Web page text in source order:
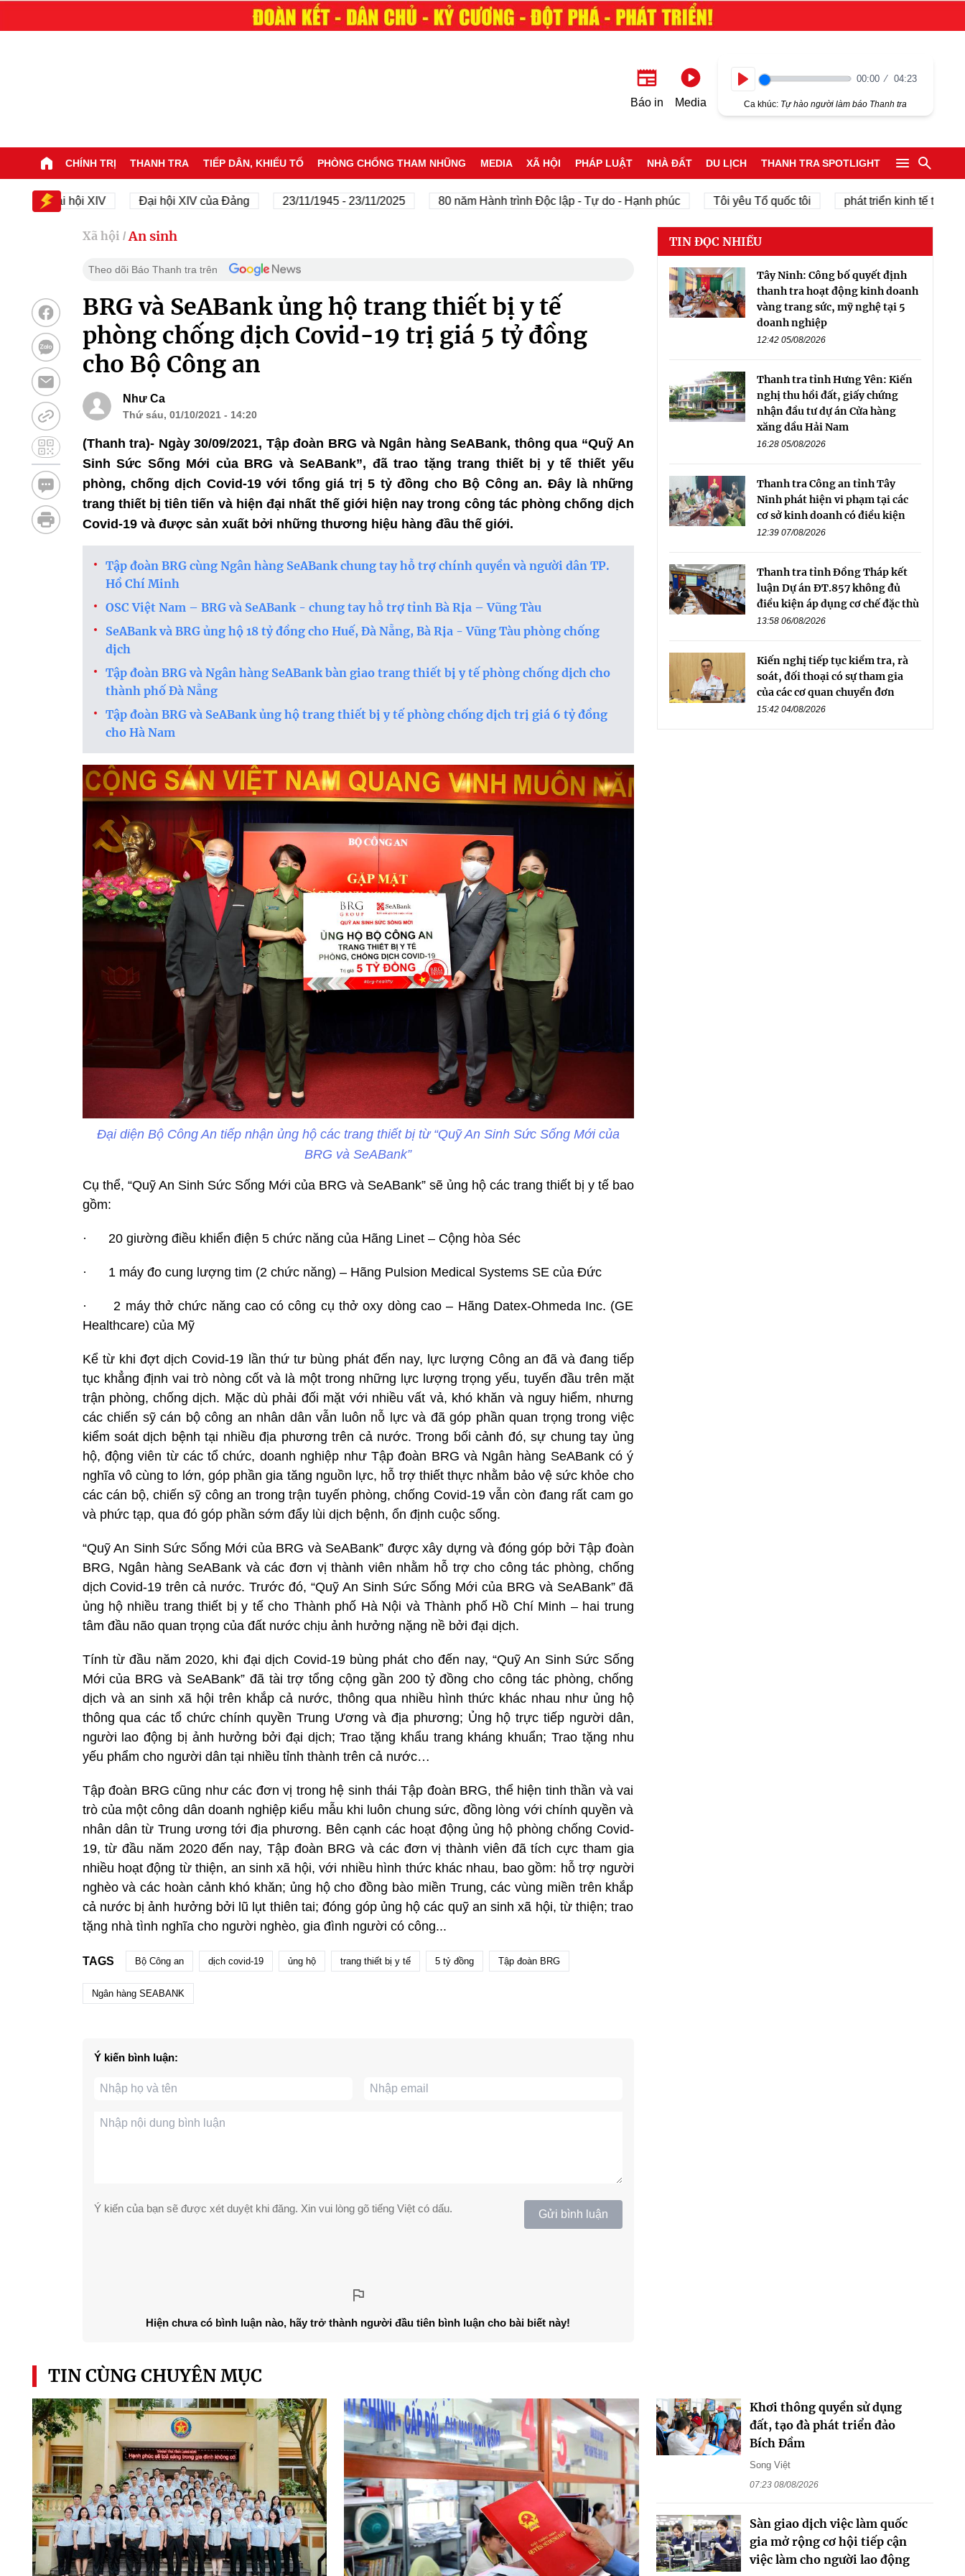
Báo in Media
00:00 04:23
Ca khúc: Tự hào người làm báo Thanh tra
CHÍNH TRỊ THANH TRA TIẾP DÂN, KHIẾU TỐ PHÒNG CHỐNG THAM NHŨNG MEDIA XÃ HỘI PHÁP LUẬT NHÀ ĐẤT DU LỊCH THANH TRA SPOTLIGHT
Đại hội XIV Đại hội XIV của Đảng 23/11/1945 - 23/11/2025 80 năm Hành trình Độc lập - Tự do - Hạnh phúc Tôi yêu Tổ quốc tôi phát triển kinh tế tư nhân
Xã hội / An sinh
Theo dõi Báo Thanh tra trên
BRG và SeABank ủng hộ trang thiết bị y tế
phòng chống dịch Covid-19 trị giá 5 tỷ đồng
cho Bộ Công an
Như Ca
Thứ sáu, 01/10/2021 - 14:20
(Thanh tra)- Ngày 30/09/2021, Tập đoàn BRG và Ngân hàng SeABank, thông qua “Quỹ An
Sinh Sức Sống Mới của BRG và SeABank”, đã trao tặng trang thiết bị y tế thiết yếu
phòng, chống dịch Covid-19 với tổng giá trị 5 tỷ đồng cho Bộ Công an. Đây là những
trang thiết bị tiên tiến và hiện đại nhất thế giới hiện nay trong công tác phòng chống dịch
Covid-19 và được sản xuất bởi những thương hiệu hàng đầu thế giới.
Tập đoàn BRG cùng Ngân hàng SeABank chung tay hỗ trợ chính quyền và người dân TP.
Hồ Chí Minh
OSC Việt Nam – BRG và SeABank - chung tay hỗ trợ tỉnh Bà Rịa – Vũng Tàu
SeABank và BRG ủng hộ 18 tỷ đồng cho Huế, Đà Nẵng, Bà Rịa - Vũng Tàu phòng chống
dịch
Tập đoàn BRG và Ngân hàng SeABank bàn giao trang thiết bị y tế phòng chống dịch cho
thành phố Đà Nẵng
Tập đoàn BRG và SeABank ủng hộ trang thiết bị y tế phòng chống dịch trị giá 6 tỷ đồng
cho Hà Nam
Đại diện Bộ Công An tiếp nhận ủng hộ các trang thiết bị từ “Quỹ An Sinh Sức Sống Mới của
BRG và SeABank”
Cụ thể, “Quỹ An Sinh Sức Sống Mới của BRG và SeABank” sẽ ủng hộ các trang thiết bị y tế bao
gồm:
· 20 giường điều khiển điện 5 chức năng của Hãng Linet – Cộng hòa Séc
· 1 máy đo cung lượng tim (2 chức năng) – Hãng Pulsion Medical Systems SE của Đức
· 2 máy thở chức năng cao có công cụ thở oxy dòng cao – Hãng Datex-Ohmeda Inc. (GE
Healthcare) của Mỹ
Kể từ khi đợt dịch Covid-19 lần thứ tư bùng phát đến nay, lực lượng Công an đã và đang tiếp
tục khẳng định vai trò nòng cốt và là một trong những lực lượng trọng yếu, tuyến đầu trên mặt
trận phòng, chống dịch. Mặc dù phải đối mặt với nhiều vất vả, khó khăn và nguy hiểm, nhưng
các chiến sỹ cán bộ công an nhân dân vẫn luôn nỗ lực và đã góp phần quan trọng trong việc
kiểm soát dịch bệnh tại nhiều địa phương trên cả nước. Trong bối cảnh đó, sự chung tay ủng
hộ, động viên từ các tổ chức, doanh nghiệp như Tập đoàn BRG và Ngân hàng SeABank có ý
nghĩa vô cùng to lớn, góp phần gia tăng nguồn lực, hỗ trợ thiết thực nhằm bảo vệ sức khỏe cho
các cán bộ, chiến sỹ công an trong trận tuyến phòng, chống Covid-19 vẫn còn đang rất cam go
và phức tạp, qua đó góp phần sớm đẩy lùi dịch bệnh, ổn định cuộc sống.
“Quỹ An Sinh Sức Sống Mới của BRG và SeABank” được xây dựng và đóng góp bởi Tập đoàn
BRG, Ngân hàng SeABank và các đơn vị thành viên nhằm hỗ trợ cho công tác phòng, chống
dịch Covid-19 trên cả nước. Trước đó, “Quỹ An Sinh Sức Sống Mới của BRG và SeABank” đã
ủng hộ nhiều trang thiết bị y tế cho Thành phố Hà Nội và Thành phố Hồ Chí Minh – hai trung
tâm đầu não quan trọng của đất nước chịu ảnh hưởng nặng nề bởi đại dịch.
Tính từ đầu năm 2020, khi đại dịch Covid-19 bùng phát cho đến nay, “Quỹ An Sinh Sức Sống
Mới của BRG và SeABank” đã tài trợ tổng cộng gần 200 tỷ đồng cho công tác phòng, chống
dịch và an sinh xã hội trên khắp cả nước, thông qua nhiều hình thức khác nhau như ủng hộ
thông qua các tổ chức chính quyền Trung Ương và địa phương; Ủng hộ trực tiếp người dân,
người lao động bị ảnh hưởng bởi đại dịch; Trao tặng khẩu trang kháng khuẩn; Trao tặng nhu
yếu phẩm cho người dân tại nhiều tỉnh thành trên cả nước…
Tập đoàn BRG cũng như các đơn vị trong hệ sinh thái Tập đoàn BRG, thể hiện tinh thần và vai
trò của một công dân doanh nghiệp kiểu mẫu khi luôn chung sức, đồng lòng với chính quyền và
nhân dân từ Trung ương tới địa phương. Bên cạnh các hoạt động ủng hộ phòng chống Covid-
19, từ đầu năm 2020 đến nay, Tập đoàn BRG và các đơn vị thành viên đã tích cực tham gia
nhiều hoạt động từ thiện, an sinh xã hội, với nhiều hình thức khác nhau, bao gồm: hỗ trợ người
nghèo và các hoàn cảnh khó khăn; ủng hộ cho đồng bào miền Trung, các vùng miền trên khắp
cả nước bị ảnh hưởng bởi lũ lụt thiên tai; đóng góp ủng hộ các quỹ an sinh xã hội, từ thiện; trao
tặng nhà tình nghĩa cho người nghèo, gia đình người có công...
TAGS Bộ Công an dịch covid-19 ủng hộ trang thiết bị y tế 5 tỷ đồng Tập đoàn BRG
Ngân hàng SEABANK
Ý kiến bình luận:
Ý kiến của bạn sẽ được xét duyệt khi đăng. Xin vui lòng gõ tiếng Việt có dấu. Gửi bình luận
Hiện chưa có bình luận nào, hãy trở thành người đầu tiên bình luận cho bài biết này!
TIN ĐỌC NHIỀU
Tây Ninh: Công bố quyết định
thanh tra hoạt động kinh doanh
vàng trang sức, mỹ nghệ tại 5
doanh nghiệp
12:42 05/08/2026
Thanh tra tỉnh Hưng Yên: Kiến
nghị thu hồi đất, giấy chứng
nhận đầu tư dự án Cửa hàng
xăng dầu Hải Nam
16:28 05/08/2026
Thanh tra Công an tỉnh Tây
Ninh phát hiện vi phạm tại các
cơ sở kinh doanh có điều kiện
12:39 07/08/2026
Thanh tra tỉnh Đồng Tháp kết
luận Dự án ĐT.857 không đủ
điều kiện áp dụng cơ chế đặc thù
13:58 06/08/2026
Kiến nghị tiếp tục kiểm tra, rà
soát, đối thoại có sự tham gia
của các cơ quan chuyển đơn
15:42 04/08/2026
TIN CÙNG CHUYÊN MỤC
Khơi thông quyền sử dụng
đất, tạo đà phát triển đảo
Bích Đầm
Song Việt
07:23 08/08/2026
Sàn giao dịch việc làm quốc
gia mở rộng cơ hội tiếp cận
việc làm cho người lao động